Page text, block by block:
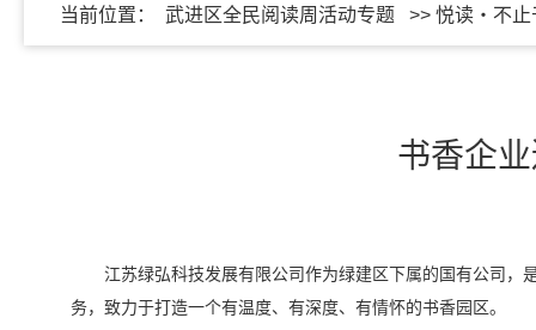
当前位置： 武进区全民阅读周活动专题 >> 悦读・不止
书香企
江苏绿弘科技发展有限公司作为绿建区下属的国有公司，
务，致力于打造一个有温度、有深度、有情怀的书香园区。